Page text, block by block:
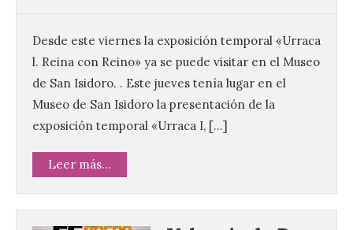
Desde este viernes la exposición temporal «Urraca
l. Reina con Reino» ya se puede visitar en el Museo
de San Isidoro. . Este jueves tenía lugar en el
Museo de San Isidoro la presentación de la
exposición temporal «Urraca I, […]
Leer más...